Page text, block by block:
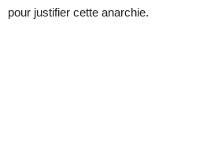
pour justifier cette anarchie.